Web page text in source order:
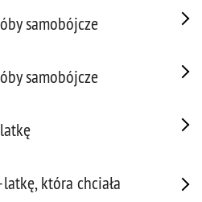
samobójcze
samobójcze
która chciała